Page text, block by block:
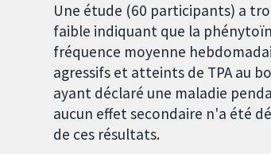
Une étude (60 participants) a
faible indiquant que la
fréquence moyenne
agressifs et atteints de TPA au
ayant déclaré une maladie
aucun effet secondaire n'a été
de ces résultats.